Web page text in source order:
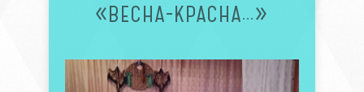
«ВЕСНА-КРАСНА…»